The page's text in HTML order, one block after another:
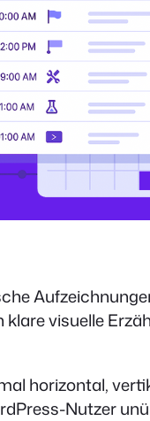
visuelle
horizontal,
Nutzer